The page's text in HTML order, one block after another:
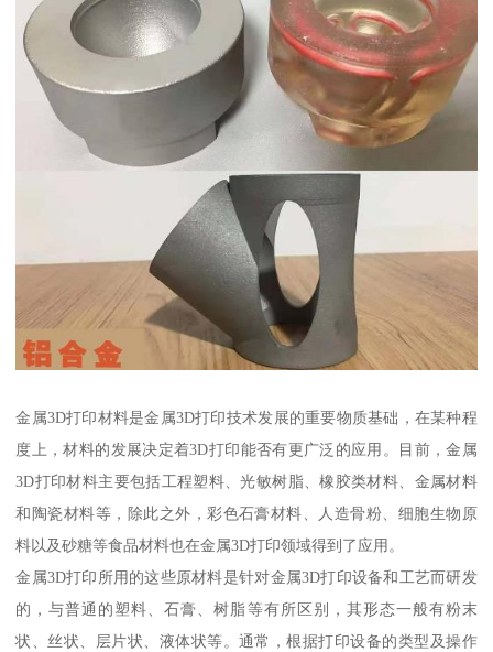
金属3D打印材料是金属3D打印技术发展的重要物质基础，在某种程
度上，材料的发展决定着3D打印能否有更广泛的应用。目前，金属
3D打印材料主要包括工程塑料、光敏树脂、橡胶类材料、金属材料
和陶瓷材料等，除此之外，彩色石膏材料、人造骨粉、细胞生物原
料以及砂糖等食品材料也在金属3D打印领域得到了应用。
金属3D打印所用的这些原材料是针对金属3D打印设备和工艺而研发
的，与普通的塑料、石膏、树脂等有所区别，其形态一般有粉末
状、丝状、层片状、液体状等。通常，根据打印设备的类型及操作